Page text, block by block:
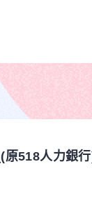
(原518人力銀